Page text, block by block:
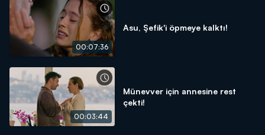
00:07:36
Asu, Şefik'i öpmeye kalktı!
00:03:44
Münevver için annesine rest
çekti!